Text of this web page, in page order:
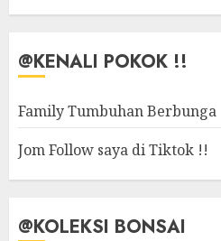
@KENALI POKOK !!
Family Tumbuhan Berbunga
Jom Follow saya di Tiktok !!
@KOLEKSI BONSAI